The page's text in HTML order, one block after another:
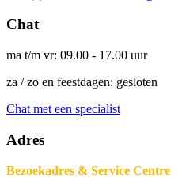
Chat
ma t/m vr: 09.00 - 17.00 uur
za / zo en feestdagen: gesloten
Chat met een specialist
Adres
Bezoekadres & Service Centre